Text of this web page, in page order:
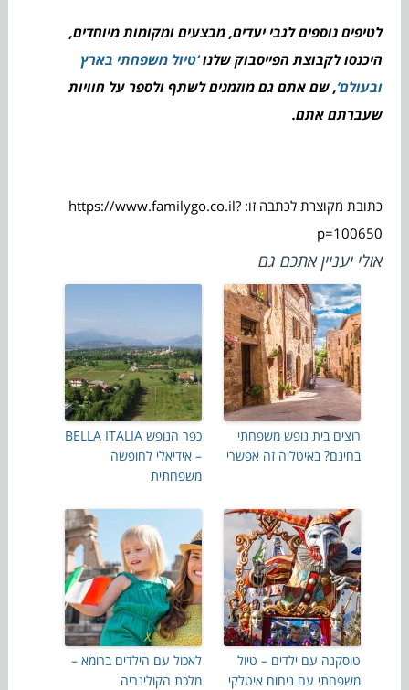
לטיפים נוספים לגבי יעדים, מבצעים ומקומות מיוחדים,
היכנסו לקבוצת הפייסבוק שלנו‘טיול משפחתי בארץ
ובעולם’, שם אתם גם מוזמנים לשתף ולספר על חוויות
שעברתם אתם.
כתובת מקוצרת לכתבה זו: https://www.familygo.co.il?
p=100650
אולי יעניין אתכם גם
רוצים בית נופש משפחתי
בחינם? באיטליה זה אפשרי
כפר הנופש BELLA ITALIA
– אידיאלי לחופשה
משפחתית
טוסקנה עם ילדים – טיול
משפחתי עם ניחוח איטלקי
לאכול עם הילדים ברומא –
מלכת הקולינריה